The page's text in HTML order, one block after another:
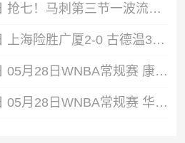
2026年05月29日 抢七！马刺第三节一波流大胜雷霆扳成3-3 文班28+10 SGA18中6
2026年05月28日 上海险胜广厦2-0 古德温31+11&抢断3分压哨绝杀 布朗空砍50分
2026年05月28日 05月28日WNBA常规赛 康涅狄格太阳61-71波特兰火焰 全场集锦
2026年05月28日 05月28日WNBA常规赛 华盛顿神秘人78-64西雅图风暴 全场集锦